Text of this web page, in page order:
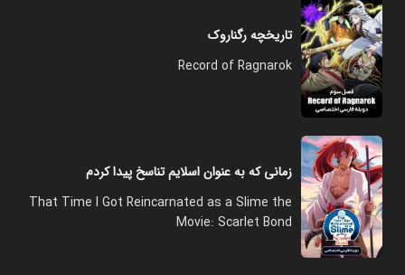
تاریخچه رگناروک
Record of Ragnarok
زمانی که به عنوان اسلایم تناسخ پیدا کردم
That Time I Got Reincarnated as a Slime the
Movie: Scarlet Bond